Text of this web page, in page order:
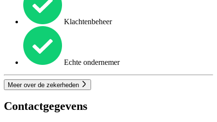
Klachtenbeheer
Echte ondernemer
Meer over de zekerheden
Contactgegevens